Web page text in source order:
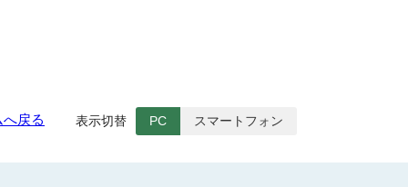
戻る 表示切替 PC スマートフォン